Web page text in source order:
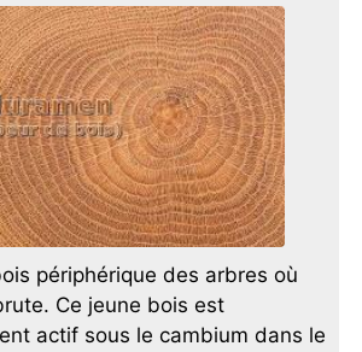
périphérique des arbres où
Ce jeune bois est
actif sous le cambium dans le